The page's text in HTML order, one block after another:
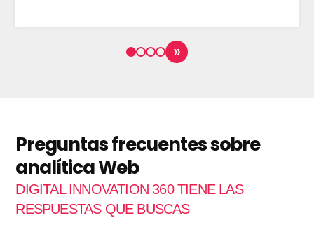
»
Preguntas frecuentes sobre
analítica Web
DIGITAL INNOVATION 360 TIENE LAS
RESPUESTAS QUE BUSCAS